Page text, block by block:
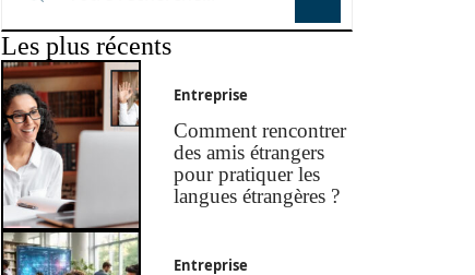
Les plus récents
Entreprise
Comment rencontrer
des amis étrangers
pour pratiquer les
langues étrangères ?
Entreprise